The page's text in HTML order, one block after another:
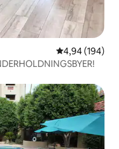
4,94 ud af 5 i
4,94 (194)